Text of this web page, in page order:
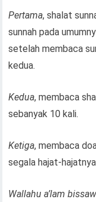
Pertama, shalat
sunnah pada
setelah membaca
kedua.
Kedua, membaca
sebanyak 10 kali.
Ketiga, membaca
segala hajat-
Wallahu a’lam